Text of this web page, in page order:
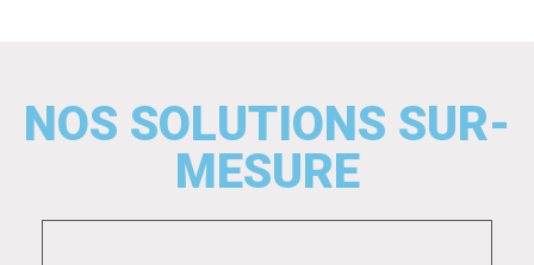
NOS SOLUTIONS SUR-
MESURE